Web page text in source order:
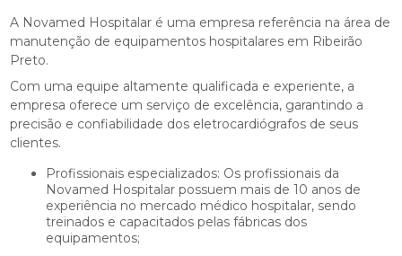
A Novamed Hospitalar é uma empresa referência na área de
manutenção de equipamentos hospitalares em Ribeirão
Preto.
Com uma equipe altamente qualificada e experiente, a
empresa oferece um serviço de excelência, garantindo a
precisão e confiabilidade dos eletrocardiógrafos de seus
clientes.
Profissionais especializados: Os profissionais da
Novamed Hospitalar possuem mais de 10 anos de
experiência no mercado médico hospitalar, sendo
treinados e capacitados pelas fábricas dos
equipamentos;